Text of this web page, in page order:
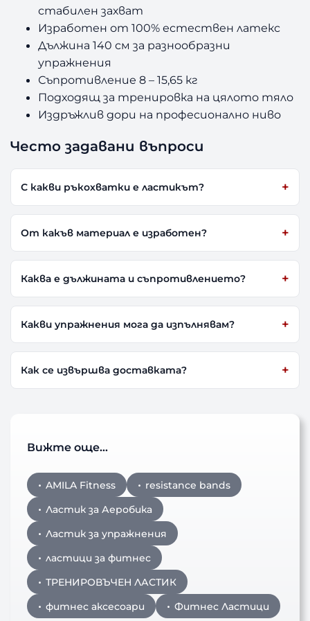
стабилен захват
Изработен от 100% естествен латекс
Дължина 140 см за разнообразни
упражнения
Съпротивление 8 – 15,65 кг
Подходящ за тренировка на цялото тяло
Издръжлив дори на професионално ниво
Често задавани въпроси
С какви ръкохватки е ластикът?
От какъв материал е изработен?
Каква е дължината и съпротивлението?
Какви упражнения мога да изпълнявам?
Как се извършва доставката?
Вижте още…
AMILA Fitness
resistance bands
Ластик за Аеробика
Ластик за упражнения
ластици за фитнес
ТРЕНИРОВЪЧЕН ЛАСТИК
фитнес аксесоари
Фитнес Ластици